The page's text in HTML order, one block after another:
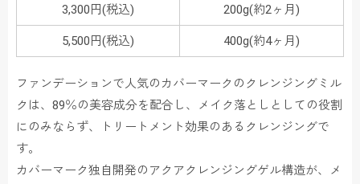
3,300円(税込) 200g(約2ヶ月)
5,500円(税込) 400g(約4ヶ月)
ファンデーションで人気のカバーマークのクレンジングミル
クは、89％の美容成分を配合し、メイク落としとしての役割
にのみならず、トリートメント効果のあるクレンジングで
す。
カバーマーク独自開発のアクアクレンジングゲル構造が、メ